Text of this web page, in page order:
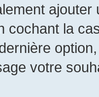
cochant la
votre